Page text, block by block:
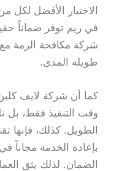
الاختيار الأفضل
في ريم توفر ضماناً
شركة مكافحة الرمة
طويلة المدى.
كما أن شركة لايف
وقت التنفيذ فقط، بل
الطويل. كذلك، فإنها
بإعادة الخدمة مجاناً
الضمان. لذلك يثق